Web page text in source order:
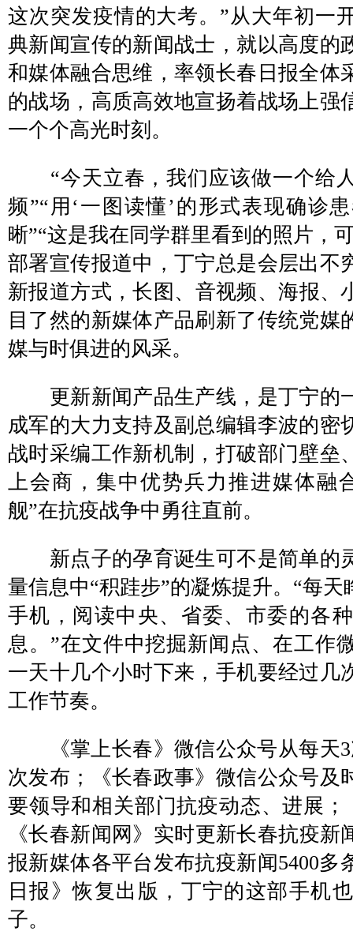
这次突发疫情的大考。”从大年初一
典新闻宣传的新闻战士，就以高度的
和媒体融合思维，率领长春日报全体
的战场，高质高效地宣扬着战场上强
一个个高光时刻。
“今天立春，我们应该做一个给
频”“用‘一图读懂’的形式表现确诊
晰”“这是我在同学群里看到的照片
部署宣传报道中，丁宁总是会层出不
新报道方式，长图、音视频、海报
目了然的新媒体产品刷新了传统党媒
媒与时俱进的风采。
更新新闻产品生产线，是丁宁的
成军的大力支持及副总编辑李波的密
战时采编工作新机制，打破部门壁垒
上会商，集中优势兵力推进媒体融
舰”在抗疫战争中勇往直前。
新点子的孕育诞生可不是简单的
量信息中“积跬步”的凝炼提升。“每
手机，阅读中央、省委、市委的各
息。”在文件中挖掘新闻点、在工作
一天十几个小时下来，手机要经过几
工作节奏。
《掌上长春》微信公众号从每天3
次发布；《长春政事》微信公众号及
要领导和相关部门抗疫动态、进展
《长春新闻网》实时更新长春抗疫
报新媒体各平台发布抗疫新闻5400多
日报》恢复出版，丁宁的这部手机
子。